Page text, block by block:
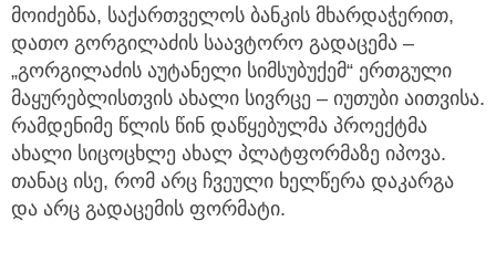
მოიძებნა, საქართველოს ბანკის მხარდაჭერით,
დათო გორგილაძის საავტორო გადაცემა –
„გორგილაძის აუტანელი სიმსუბუქემ“ ერთგული
მაყურებლისთვის ახალი სივრცე – იუთუბი აითვისა.
რამდენიმე წლის წინ დაწყებულმა პროექტმა
ახალი სიცოცხლე ახალ პლატფორმაზე იპოვა.
თანაც ისე, რომ არც ჩვეული ხელწერა დაკარგა
და არც გადაცემის ფორმატი.